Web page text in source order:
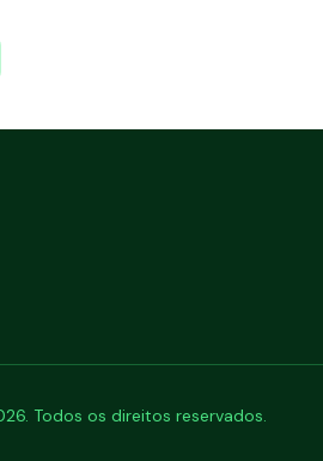
Todos os direitos reservados.